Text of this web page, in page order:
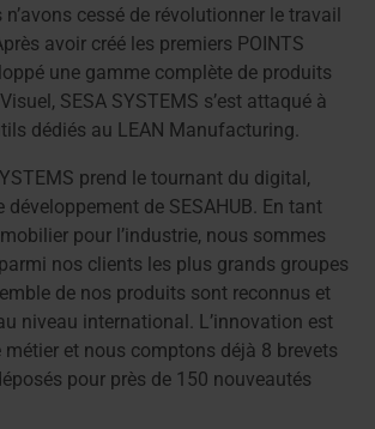
n’avons cessé de révolutionner le travail
avoir créé les premiers POINTS
une gamme complète de produits
SESA SYSTEMS s’est attaqué à
dédiés au LEAN Manufacturing.
prend le tournant du digital,
de SESAHUB. En tant
pour l’industrie, nous sommes
nos clients les plus grands groupes
de nos produits sont reconnus et
niveau international. L’innovation est
et nous comptons déjà 8 brevets
pour près de 150 nouveautés